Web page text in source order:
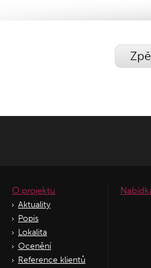
O projektu
Aktuality
Popis
Lokalita
Ocenění
Reference klientů